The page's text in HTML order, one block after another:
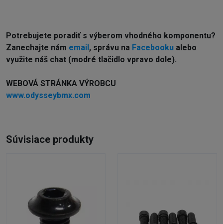
Potrebujete poradiť s výberom vhodného komponentu?
Zanechajte nám email , správu na Facebooku alebo
využite náš chat (modré tlačidlo vpravo dole).
WEBOVÁ STRÁNKA VÝROBCU
www.odysseybmx.com
Súvisiace produkty